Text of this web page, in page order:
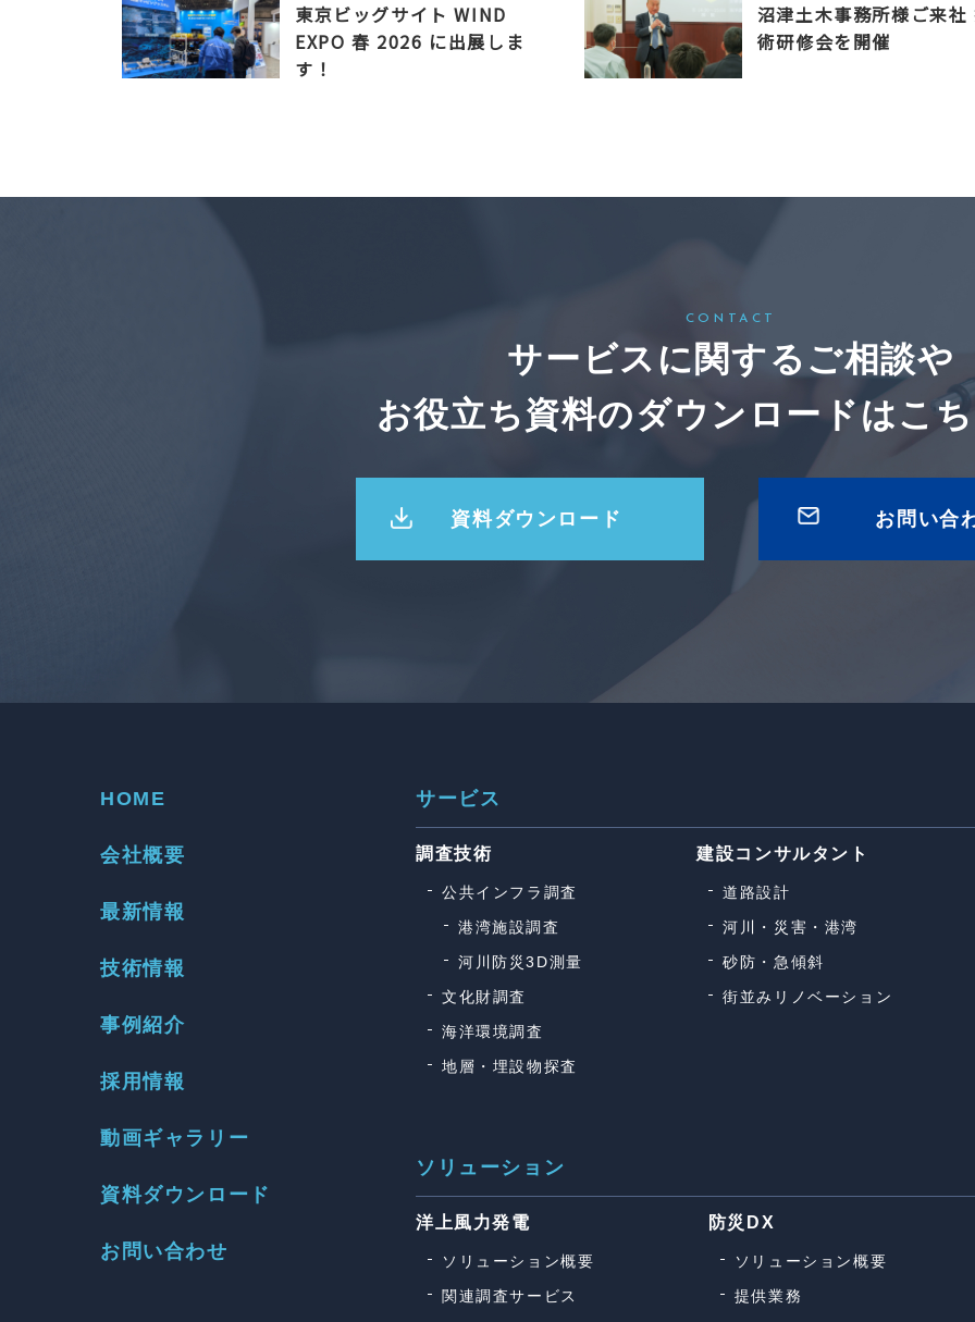
東京ビッグサイト WIND
EXPO 春 2026 に出展しま
す！
沼津土木事務所様ご来社
術研修会を開催
CONTACT
サービスに関するご相談や
お役立ち資料のダウンロードはこ
資料ダウンロード お問い合
HOME
会社概要
最新情報
技術情報
事例紹介
採用情報
動画ギャラリー
資料ダウンロード
お問い合わせ
サービス
調査技術
公共インフラ調査
港湾施設調査
河川防災3D測量
文化財調査
海洋環境調査
地層・埋設物探査
建設コンサルタント
道路設計
河川・災害・港湾
砂防・急傾斜
街並みリノベーション
ソリューション
洋上風力発電
ソリューション概要
関連調査サービス
防災DX
ソリューション概要
提供業務